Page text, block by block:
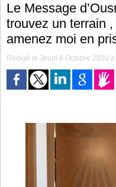
Le Message
trouvez un terrain
amenez moi en
Rédigé le Jeudi 8 Octobre 2020